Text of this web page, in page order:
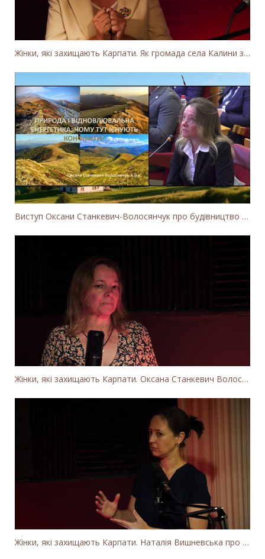
Жінки, які захищають Карпати. Як громада села Калини захищає річку Тересву від забудови МГЕС
Виступ Оксани Станкевич-Волосянчук про будівництво вітропарків у Закарпатській області
Жінки, які захищають Карпати. Оксана Станкевич Волосянчук про вітряки на високогір'ї Карпат
Жінки, які захищають Карпати. Наталія Вишневська про вітряки в Закарпатті та участь громадськості